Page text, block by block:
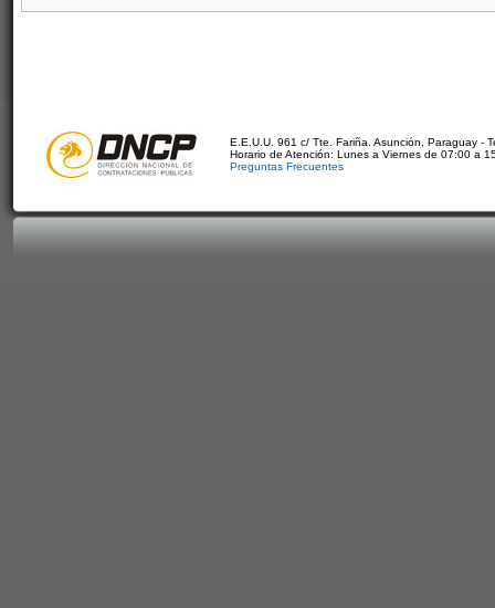
E.E.U.U. 961 c/ Tte. Fariña. Asunción, Paraguay -
Horario de Atención: Lunes a Viernes de 07:00 a
Preguntas Frecuentes